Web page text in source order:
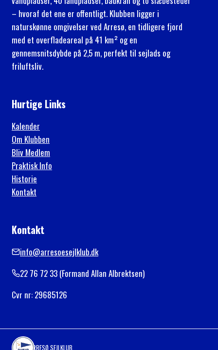
– hvoraf det ene er offentligt. Klubben ligger i
naturskønne omgivelser ved Arresø, en tidligere fjord
med et overfladeareal på 41 km² og en
gennemsnitsdybde på 2,5 m, perfekt til sejlads og
friluftsliv.
Hurtige Links
Kalender
Om Klubben
Bliv Medlem
Praktisk Info
Historie
Kontakt
Kontakt
info@arresoesejlklub.dk
22 76 72 33 (Formand Allan Albrektsen)
Cvr nr: 29685126
ARRESØ SEJLKLUB